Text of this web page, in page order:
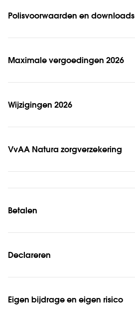
Polisvoorwaarden en downloads
Maximale vergoedingen 2026
Wijzigingen 2026
VvAA Natura zorgverzekering
Betalen
Declareren
Eigen bijdrage en eigen risico